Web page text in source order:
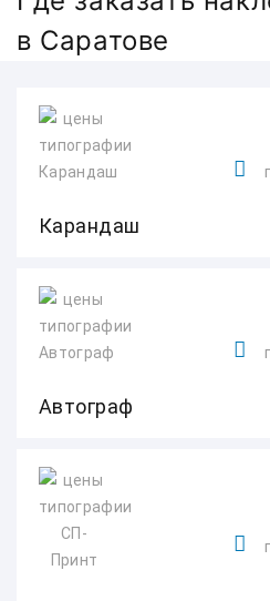
в Саратове
Карандаш
Автограф